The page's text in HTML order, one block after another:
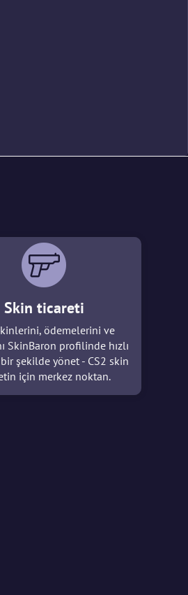
Skin ticareti
ödemelerini ve
SkinBaron profilinde hızlı
şekilde yönet - CS2 skin
için merkez noktan.